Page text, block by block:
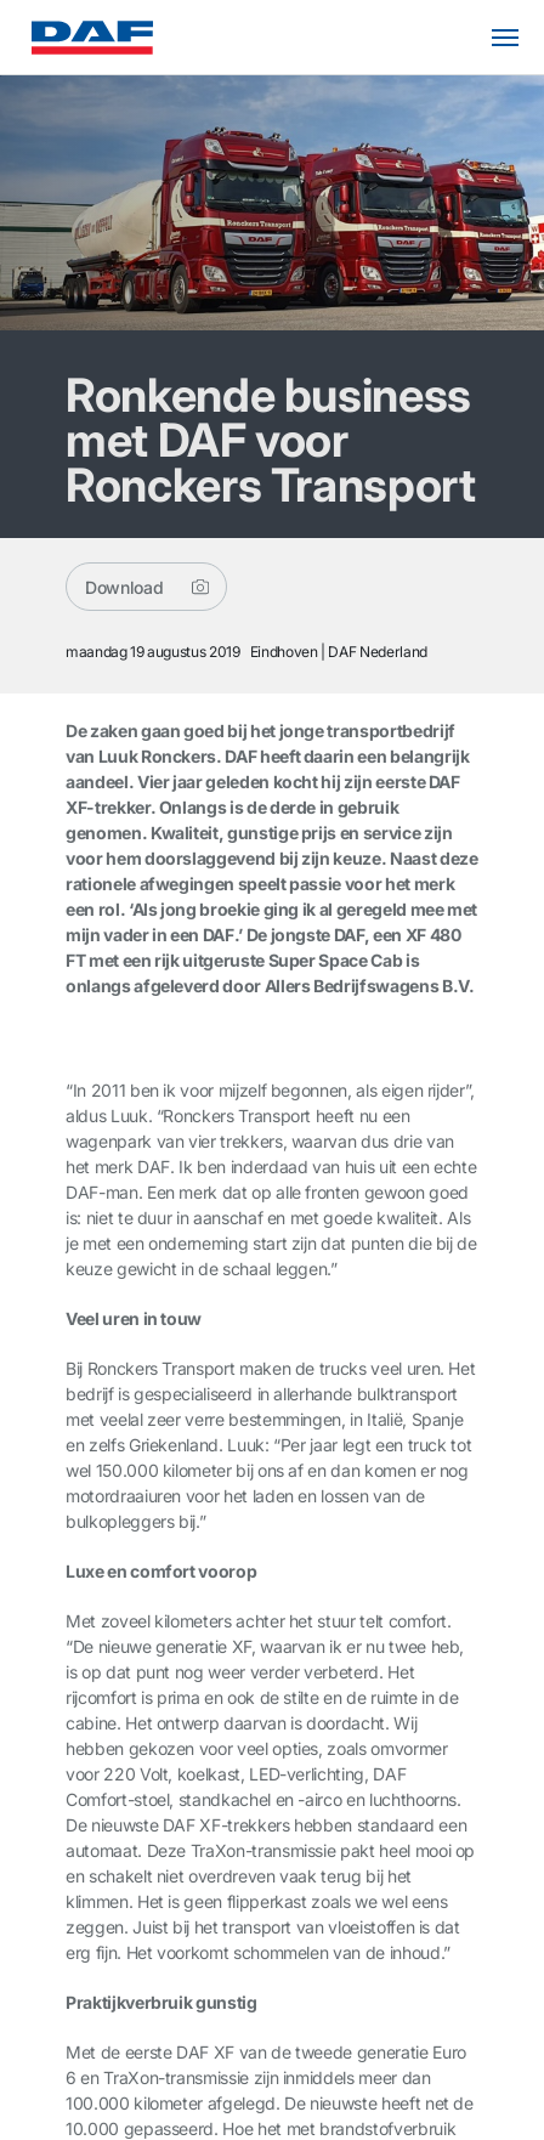
Ronkende business
met DAF voor
Ronckers Transport
Download
maandag 19 augustus 2019 Eindhoven DAF Nederland
De zaken gaan goed bij het jonge transportbedrijf
van Luuk Ronckers. DAF heeft daarin een belangrijk
aandeel. Vier jaar geleden kocht hij zijn eerste DAF
XF-trekker. Onlangs is de derde in gebruik
genomen. Kwaliteit, gunstige prijs en service zijn
voor hem doorslaggevend bij zijn keuze. Naast deze
rationele afwegingen speelt passie voor het merk
een rol. ‘Als jong broekie ging ik al geregeld mee met
mijn vader in een DAF.’ De jongste DAF, een XF 480
FT met een rijk uitgeruste Super Space Cab is
onlangs afgeleverd door Allers Bedrijfswagens B.V.
“In 2011 ben ik voor mijzelf begonnen, als eigen rijder”,
aldus Luuk. “Ronckers Transport heeft nu een
wagenpark van vier trekkers, waarvan dus drie van
het merk DAF. Ik ben inderdaad van huis uit een echte
DAF-man. Een merk dat op alle fronten gewoon goed
is: niet te duur in aanschaf en met goede kwaliteit. Als
je met een onderneming start zijn dat punten die bij de
keuze gewicht in de schaal leggen.”
Veel uren in touw
Bij Ronckers Transport maken de trucks veel uren. Het
bedrijf is gespecialiseerd in allerhande bulktransport
met veelal zeer verre bestemmingen, in Italië, Spanje
en zelfs Griekenland. Luuk: “Per jaar legt een truck tot
wel 150.000 kilometer bij ons af en dan komen er nog
motordraaiuren voor het laden en lossen van de
bulkopleggers bij.”
Luxe en comfort voorop
Met zoveel kilometers achter het stuur telt comfort.
“De nieuwe generatie XF, waarvan ik er nu twee heb,
is op dat punt nog weer verder verbeterd. Het
rijcomfort is prima en ook de stilte en de ruimte in de
cabine. Het ontwerp daarvan is doordacht. Wij
hebben gekozen voor veel opties, zoals omvormer
voor 220 Volt, koelkast, LED-verlichting, DAF
Comfort-stoel, standkachel en -airco en luchthoorns.
De nieuwste DAF XF-trekkers hebben standaard een
automaat. Deze TraXon-transmissie pakt heel mooi op
en schakelt niet overdreven vaak terug bij het
klimmen. Het is geen flipperkast zoals we wel eens
zeggen. Juist bij het transport van vloeistoffen is dat
erg fijn. Het voorkomt schommelen van de inhoud.”
Praktijkverbruik gunstig
Met de eerste DAF XF van de tweede generatie Euro
6 en TraXon-transmissie zijn inmiddels meer dan
100.000 kilometer afgelegd. De nieuwste heeft net de
10.000 gepasseerd. Hoe het met brandstofverbruik